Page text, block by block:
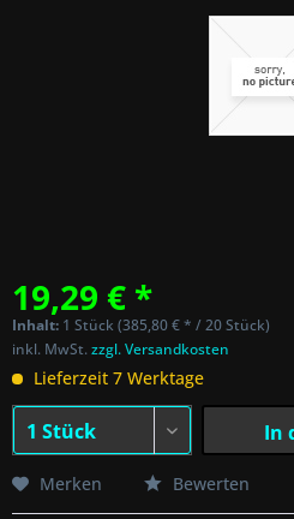
19,29 € *
Inhalt: 1 Stück (385,80 € * / 20 Stück)
inkl. MwSt.zzgl. Versandkosten
Lieferzeit 7 Werktage
In
Merken Bewerten